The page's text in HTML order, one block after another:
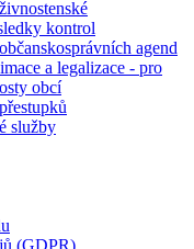
kontrol
agend
a legalizace - pro
obcí
služby